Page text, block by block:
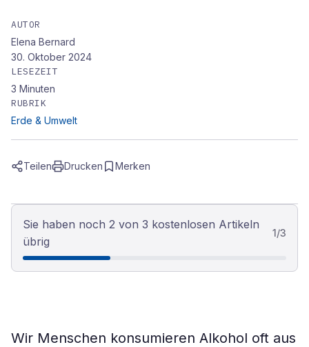
AUTOR
Elena Bernard
30. Oktober 2024
LESEZEIT
3 Minuten
RUBRIK
Erde & Umwelt
Teilen Drucken Merken
Sie haben noch 2 von 3 kostenlosen Artikeln
übrig
1/3
Wir Menschen konsumieren Alkohol oft aus